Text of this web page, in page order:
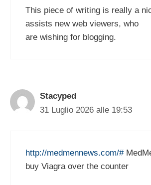
This piece of writing is really a
assists new web viewers, who
are wishing for blogging.
Stacyped
31 Luglio 2026 alle 19:53
http://medmennews.com/#
buy Viagra over the counter